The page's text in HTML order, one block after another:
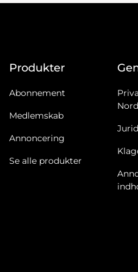
Produkter
Abonnement
Medlemskab
Annoncering
Se alle produkter